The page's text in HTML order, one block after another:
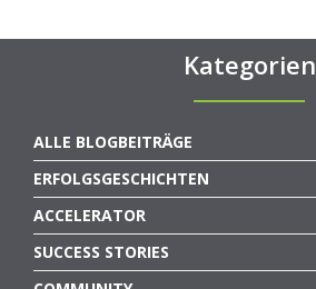
Kategorien
ALLE BLOGBEITRÄGE
ERFOLGSGESCHICHTEN
ACCELERATOR
SUCCESS STORIES